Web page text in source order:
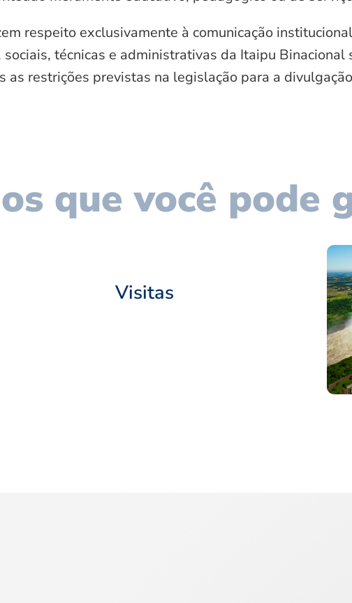
respeito exclusivamente à comunicação
técnicas e administrativas da Itaipu Binacional
as restrições previstas na legislação para a
que você pode
Visitas